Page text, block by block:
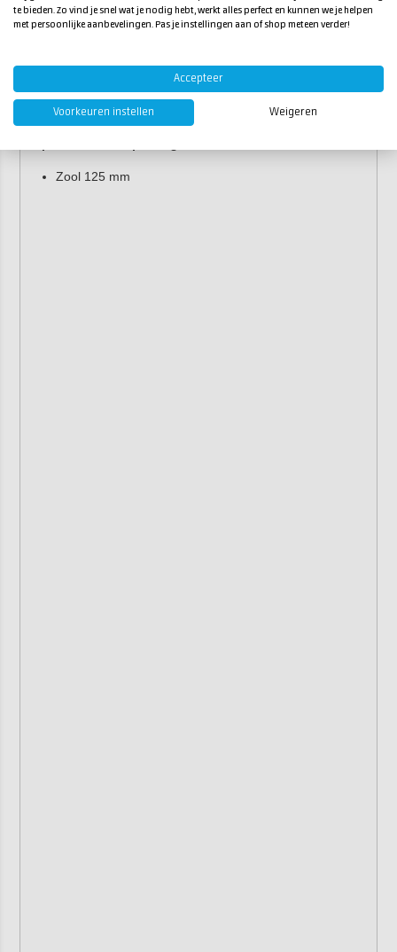
1 kabelklem.
Specificaties Rupes Bigfoot LHR75E/BAS:
Zool 77 mm
Zool 125 mm
te bieden. Zo vind je snel wat je nodig hebt, werkt alles perfect en kunnen we je helpen
met persoonlijke aanbevelingen. Pas je instellingen aan of shop meteen verder!
Accepteer
Voorkeuren instellen Weigeren